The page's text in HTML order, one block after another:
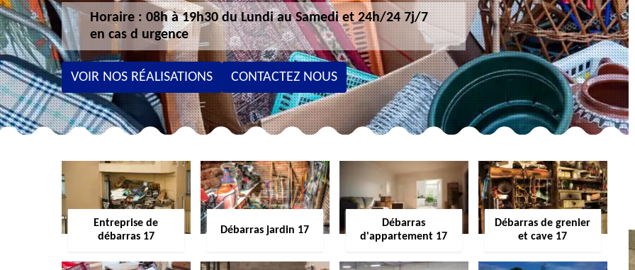
Horaire : 08h à 19h30 du Lundi au Samedi et 24h/24 7j/7
en cas d urgence
VOIR NOS RÉALISATIONS CONTACTEZ NOUS
Entreprise de
débarras 17
Débarras jardin 17
Débarras
d'appartement 17
Débarras de grenier
et cave 17